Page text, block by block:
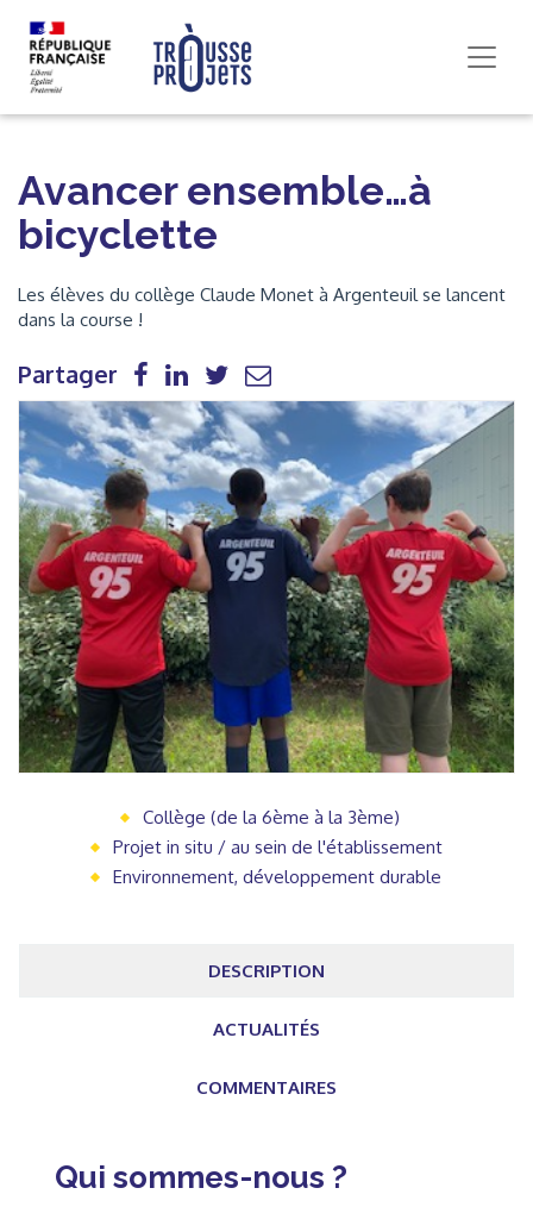
Avancer ensemble…à
bicyclette
Les élèves du collège Claude Monet à Argenteuil se lancent
dans la course !
Partager
Collège (de la 6ème à la 3ème)
Projet in situ / au sein de l'établissement
Environnement, développement durable
DESCRIPTION
ACTUALITÉS
COMMENTAIRES
Qui sommes-nous ?